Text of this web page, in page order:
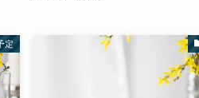
定